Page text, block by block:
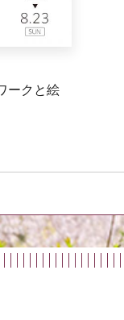
ークと絵